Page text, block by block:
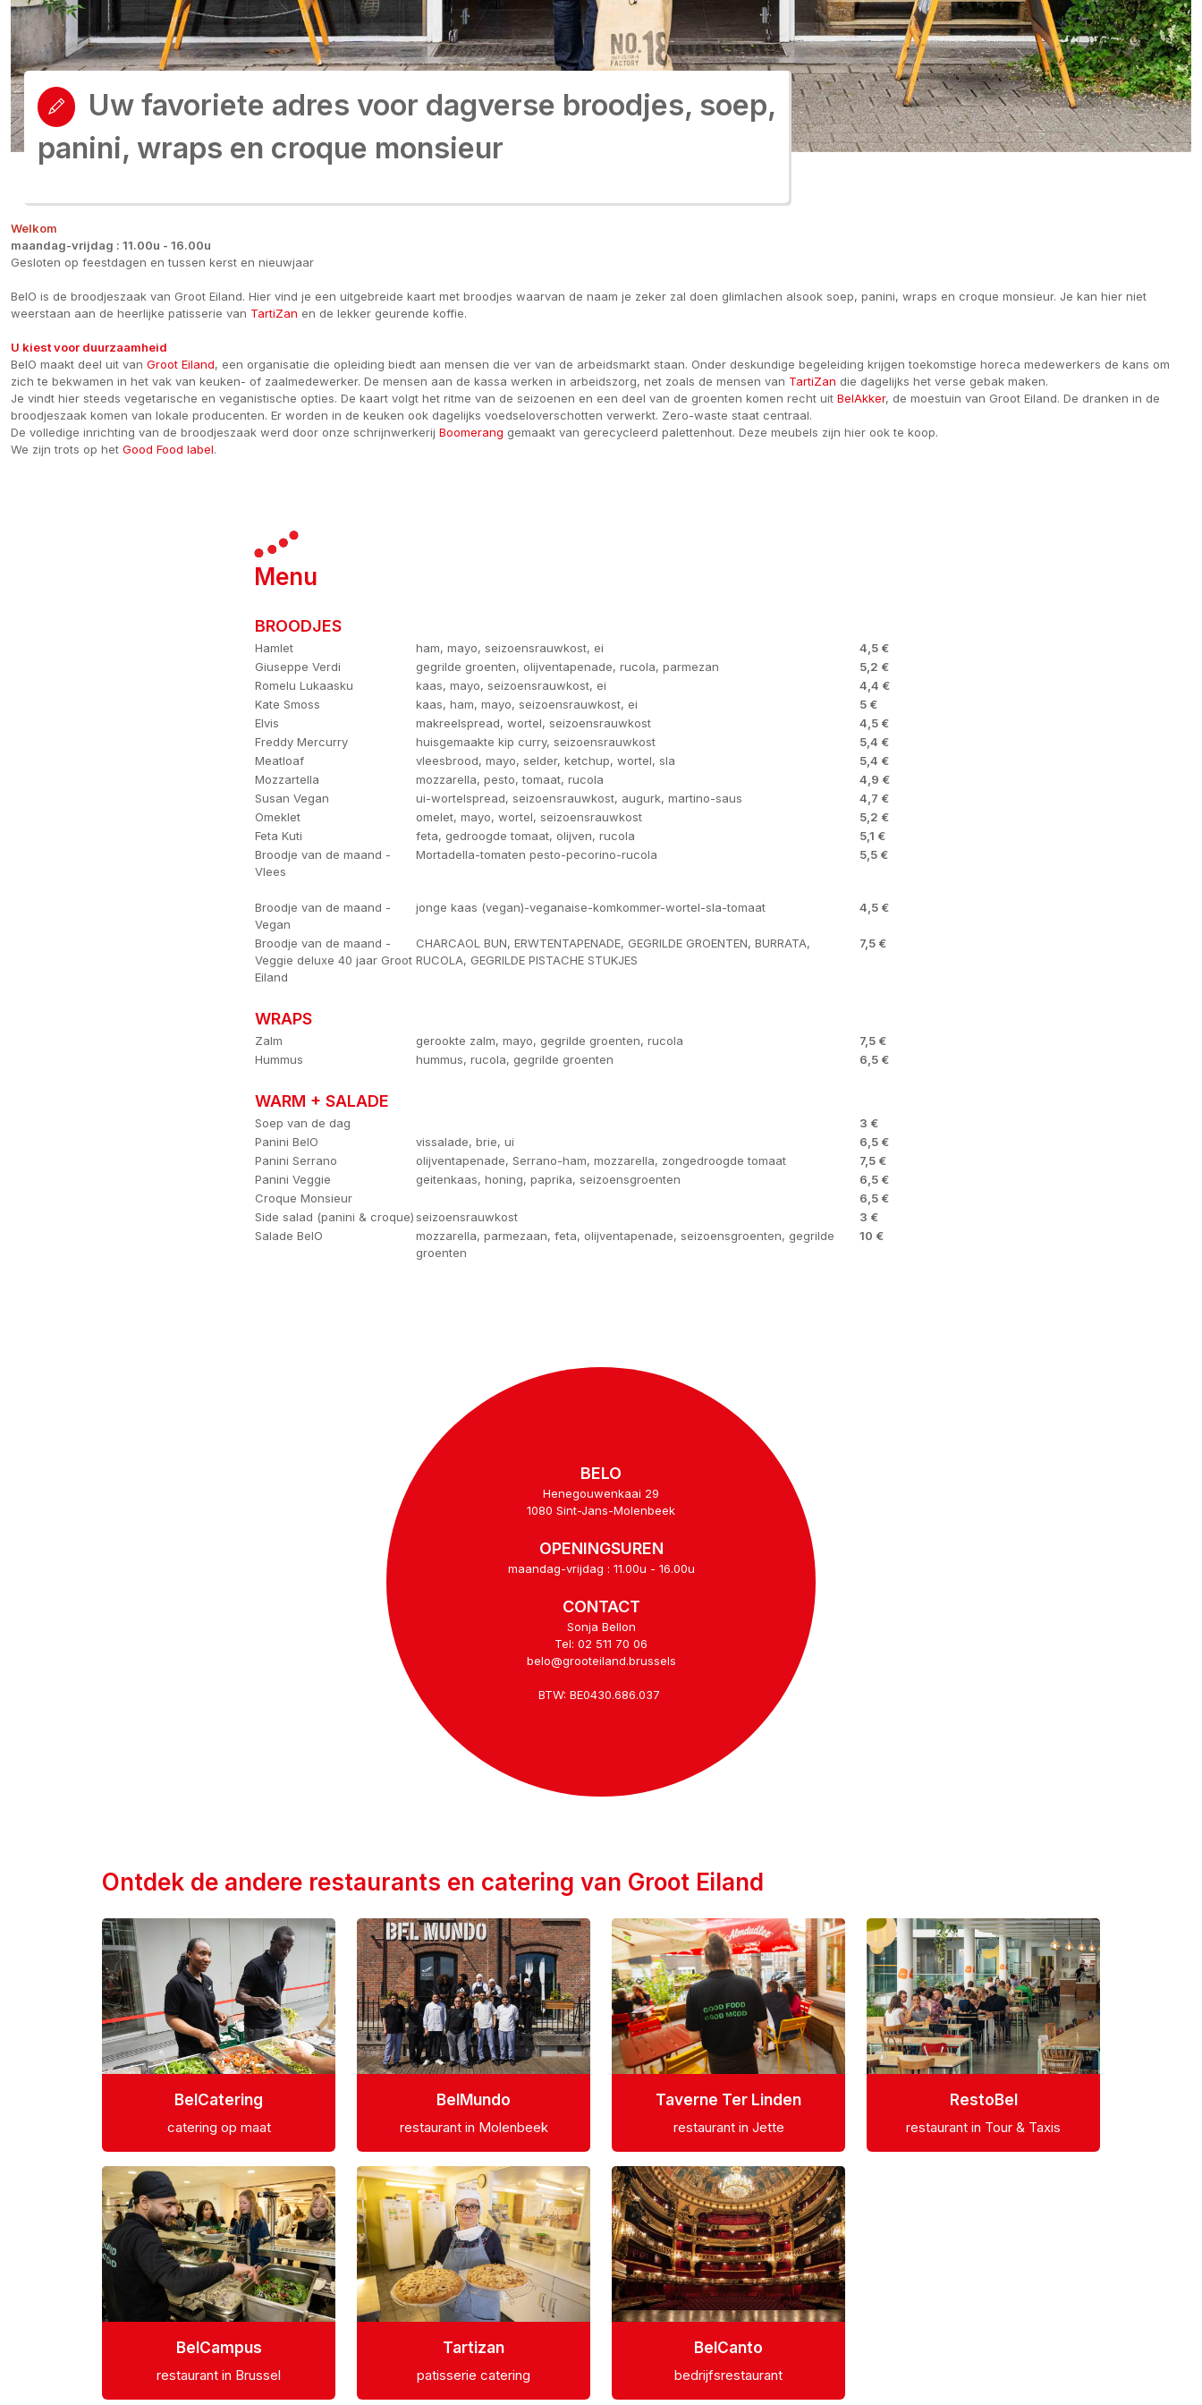
Uw favoriete adres voor dagverse broodjes, soep,
panini, wraps en croque monsieur
Welkom
maandag-vrijdag : 11.00u - 16.00u
Gesloten op feestdagen en tussen kerst en nieuwjaar
BelO is de broodjeszaak van Groot Eiland. Hier vind je een uitgebreide kaart met broodjes waarvan de naam je zeker zal doen glimlachen alsook soep, panini, wraps en croque monsieur. Je kan hier niet
weerstaan aan de heerlijke patisserie van TartiZan en de lekker geurende koffie.
U kiest voor duurzaamheid
BelO maakt deel uit van Groot Eiland, een organisatie die opleiding biedt aan mensen die ver van de arbeidsmarkt staan. Onder deskundige begeleiding krijgen toekomstige horeca medewerkers de kans om
zich te bekwamen in het vak van keuken- of zaalmedewerker. De mensen aan de kassa werken in arbeidszorg, net zoals de mensen van TartiZan die dagelijks het verse gebak maken.
Je vindt hier steeds vegetarische en veganistische opties. De kaart volgt het ritme van de seizoenen en een deel van de groenten komen recht uit BelAkker, de moestuin van Groot Eiland. De dranken in de
broodjeszaak komen van lokale producenten. Er worden in de keuken ook dagelijks voedseloverschotten verwerkt. Zero-waste staat centraal.
De volledige inrichting van de broodjeszaak werd door onze schrijnwerkerij Boomerang gemaakt van gerecycleerd palettenhout. Deze meubels zijn hier ook te koop.
We zijn trots op het Good Food label.
Menu
BROODJES
Hamlet ham, mayo, seizoensrauwkost, ei
4,5 €
Giuseppe Verdi
gegrilde groenten, olijventapenade, rucola, parmezan
5,2 €
Romelu Lukaasku
kaas, mayo, seizoensrauwkost, ei
4,4 €
Kate Smoss
kaas, ham, mayo, seizoensrauwkost, ei
5 €
Elvis
makreelspread, wortel, seizoensrauwkost
4,5 €
Freddy Mercurry
huisgemaakte kip curry, seizoensrauwkost
5,4 €
Meatloaf
vleesbrood, mayo, selder, ketchup, wortel, sla
5,4 €
Mozzartella
mozzarella, pesto, tomaat, rucola
4,9 €
Susan Vegan
ui-wortelspread, seizoensrauwkost, augurk, martino-saus
4,7 €
Omeklet
omelet, mayo, wortel, seizoensrauwkost
5,2 €
Feta Kuti
feta, gedroogde tomaat, olijven, rucola
5,1 €
Broodje van de maand -
Vlees
Mortadella-tomaten pesto-pecorino-rucola 5,5 €
Broodje van de maand -
Vegan
jonge kaas (vegan)-veganaise-komkommer-wortel-sla-tomaat 4,5 €
Broodje van de maand -
Veggie deluxe 40 jaar Groot
Eiland
CHARCAOL BUN, ERWTENTAPENADE, GEGRILDE GROENTEN, BURRATA,
RUCOLA, GEGRILDE PISTACHE STUKJES
7,5 €
WRAPS
Zalm gerookte zalm, mayo, gegrilde groenten, rucola
7,5 €
Hummus
hummus, rucola, gegrilde groenten 6,5 €
WARM + SALADE
Soep van de dag
3 €
Panini BelO
vissalade, brie, ui
6,5 €
Panini Serrano
olijventapenade, Serrano-ham, mozzarella, zongedroogde tomaat
7,5 €
Panini Veggie
geitenkaas, honing, paprika, seizoensgroenten
6,5 €
Croque Monsieur
6,5 €
Side salad (panini & croque)seizoensrauwkost
3 €
Salade BelO
mozzarella, parmezaan, feta, olijventapenade, seizoensgroenten, gegrilde
groenten
10 €
BELO
Henegouwenkaai 29
1080 Sint-Jans-Molenbeek
OPENINGSUREN
maandag-vrijdag : 11.00u - 16.00u
CONTACT
Sonja Bellon
Tel: 02 511 70 06
belo@grooteiland.brussels
BTW: BE0430.686.037
Ontdek de andere restaurants en catering van Groot Eiland
BelCatering
catering op maat
BelMundo
restaurant in Molenbeek
Taverne Ter Linden
restaurant in Jette
RestoBel
restaurant in Tour & Taxis
BelCampus
restaurant in Brussel
Tartizan
patisserie catering
BelCanto
bedrijfsrestaurant